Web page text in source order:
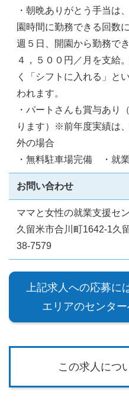
・朝晩ありがとう手当は
園時間に勤務できる回数
週５日、開園から勤務で
４，５００円／月を支給
く「シフトに入れる」と
われます。
・パートさんも賞与あり
ります）※前年度実績は
外の場合
・無料駐車場完備 ・就
お問い合わせ
ママと女性の就業支援セ
久留米市合川町1642-1
38-7579
上記求人への応募に
エリアのセンタ
この求人につ